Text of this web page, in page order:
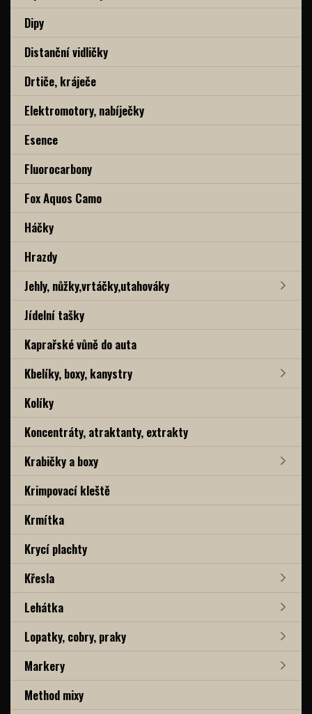
Dipy
Distanční vidličky
Drtiče, kráječe
Elektromotory, nabíječky
Esence
Fluorocarbony
Fox Aquos Camo
Háčky
Hrazdy
Jehly, nůžky,vrtáčky,utahováky
Jídelní tašky
Kaprařské vůně do auta
Kbelíky, boxy, kanystry
Kolíky
Koncentráty, atraktanty, extrakty
Krabičky a boxy
Krimpovací kleště
Krmítka
Krycí plachty
Křesla
Lehátka
Lopatky, cobry, praky
Markery
Method mixy